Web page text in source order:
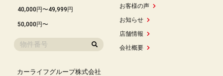
40,000円〜49,999円
50,000円〜
お客様の声
お知らせ
店舗情報
会社概要
カーライフグループ株式会社